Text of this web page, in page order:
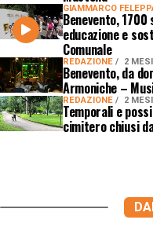
GIAMMARCO
Benevento,
educazione e
Comunale
REDAZIONE 2
Benevento, da
Armoniche –
REDAZIONE 2
Temporali e
cimitero chiusi